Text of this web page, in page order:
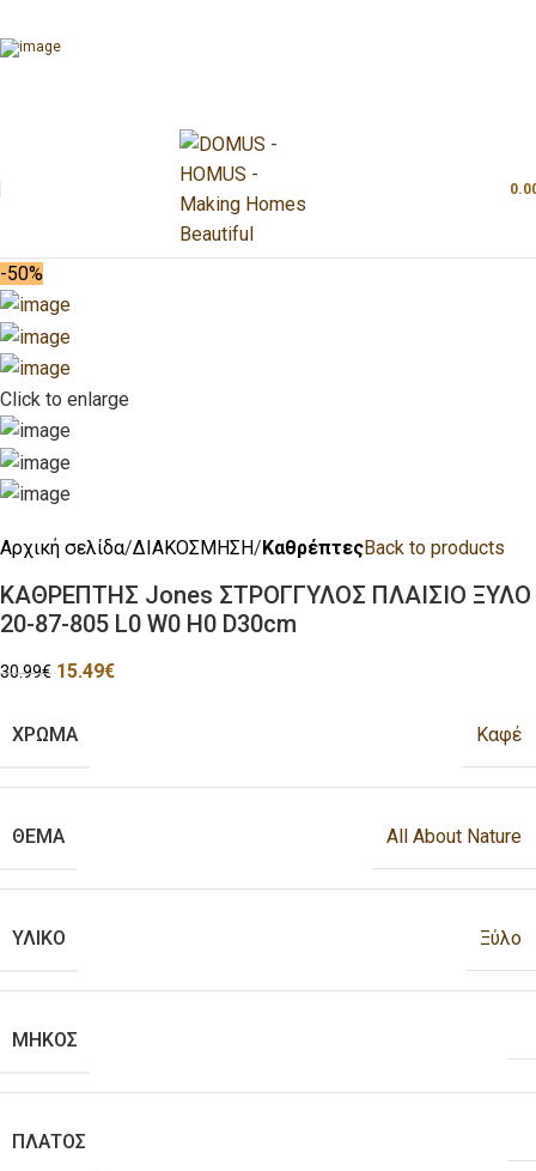
-50%
Click to enlarge
Αρχική σελίδα ΔΙΑΚΟΣΜΗΣΗ ΚαθρέπτεςBack to products
ΚΑΘΡΕΠΤΗΣ Jones ΣΤΡΟΓΓΥΛΟΣ ΠΛΑΙΣΙΟ ΞΥΛΟ
20-87-805 L0 W0 H0 D30cm
30.99€ 15.49€
ΧΡΩΜΑ Καφέ
ΘΕΜΑ All About Nature
ΥΛΙΚΟ Ξύλο
ΜΗΚΟΣ
ΠΛΑΤΟΣ